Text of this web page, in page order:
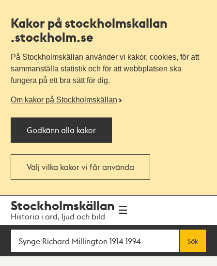
Kakor på stockholmskallan
.stockholm.se
På Stockholmskällan använder vi kakor, cookies, för att
sammanställa statistik och för att webbplatsen ska
fungera på ett bra sätt för dig.
Om kakor på Stockholmskällan
Godkänn alla kakor
Välj vilka kakor vi får använda
navigationen
huvudinnehållet
Stockholmskällan
Historia i ord, ljud och bild
Sök
Sök